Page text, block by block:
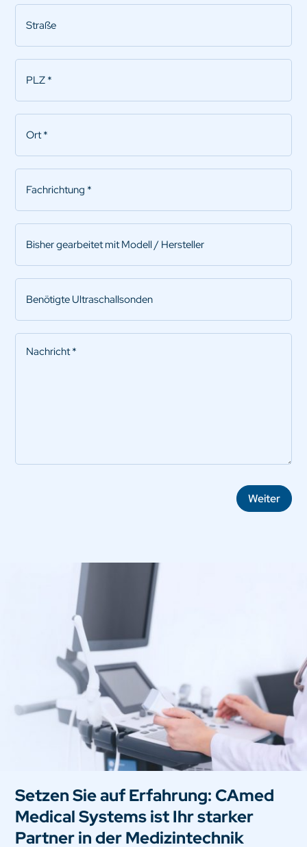
Straße
PLZ
Ort
Fachrichtung
Bisher
gearbeitet
mit
Modell
Hersteller
Benötigte
Ultraschallsonden
Nachricht
Weiter
Setzen Sie auf Erfahrung: CAmed
Medical Systems ist Ihr starker
Partner in der Medizintechnik